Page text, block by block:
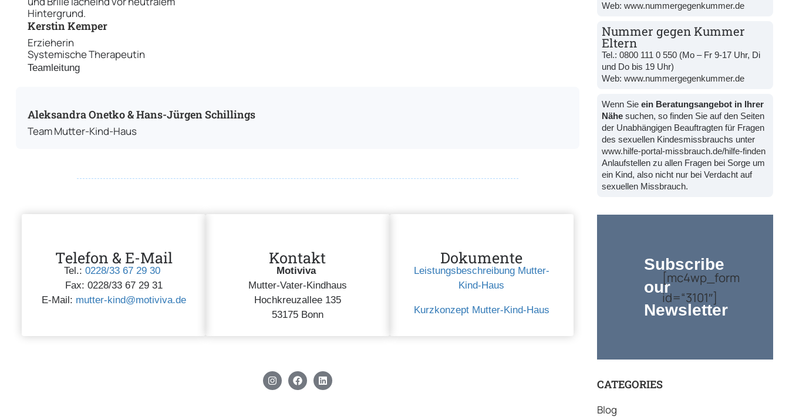
Kerstin Kemper
Erzieherin
Systemische Therapeutin
Teamleitung
Aleksandra Onetko & Hans-Jürgen Schillings
Team Mutter-Kind-Haus
Telefon & E-Mail
Tel.:0228/33 67 29 30
Fax: 0228/33 67 29 31
E-Mail: mutter-kind@motiviva.de
Kontakt
Motiviva
Mutter-Vater-Kindhaus
Hochkreuzallee 135
53175 Bonn
Dokumente
Leistungsbeschreibung Mutter-
Kind-Haus
Kurzkonzept Mutter-Kind-Haus
Web: www.nummergegenkummer.de
Nummer gegen Kummer
Eltern
Tel.: 0800 111 0 550 (Mo – Fr 9-17 Uhr, Di
und Do bis 19 Uhr)
Web: www.nummergegenkummer.de
Wenn Sie ein Beratungsangebot in Ihrer
Nähe suchen, so finden Sie auf den Seiten
der Unabhängigen Beauftragten für Fragen
des sexuellen Kindesmissbrauchs unter
www.hilfe-portal-missbrauch.de/hilfe-finden
Anlaufstellen zu allen Fragen bei Sorge um
ein Kind, also nicht nur bei Verdacht auf
sexuellen Missbrauch.
Subscribe
our
Newsletter
[mc4wp_form
id=“3101″]
CATEGORIES
Blog